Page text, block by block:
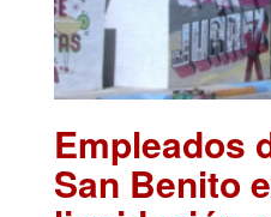
Empleados
San Benito